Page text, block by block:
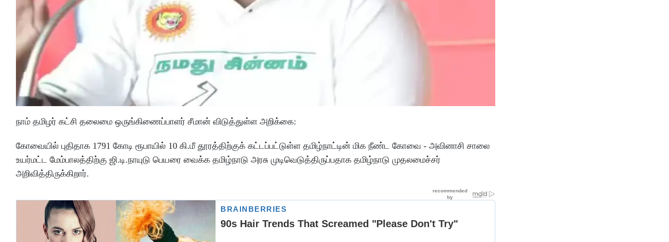
நாம் தமிழர் கட்சி தலைமை ஒருங்கிணைப்பாளர் சீமான் விடுத்துள்ள அறிக்கை:
கோவையில் புதிதாக 1791 கோடி ரூபாயில் 10 கி.மீ தூரத்திற்குக் கட்டப்பட்டுள்ள தமிழ்நாட்டின் மிக நீண்ட கோவை - அவினாசி சாலை
உயர்மட்ட மேம்பாலத்திற்கு ஜி.டி.நாயுடு பெயரை வைக்க தமிழ்நாடு அரசு முடிவெடுத்திருப்பதாக தமிழ்நாடு முதலமைச்சர்
அறிவித்திருக்கிறார்.